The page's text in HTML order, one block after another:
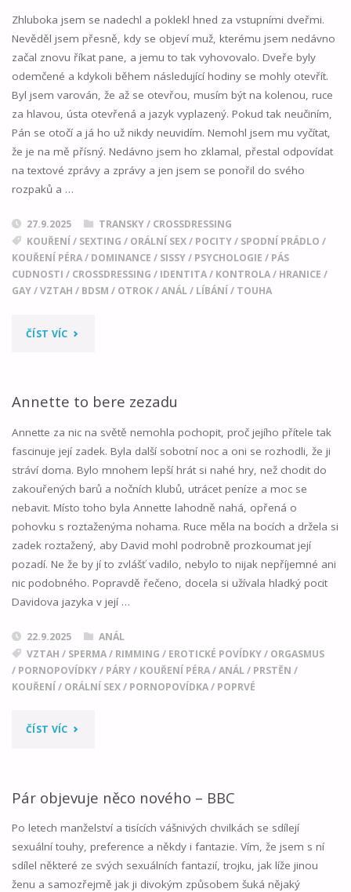
Zhluboka jsem se nadechl a poklekl hned za vstupními dveřmi.
Nevěděl jsem přesně, kdy se objeví muž, kterému jsem nedávno
začal znovu říkat pane, a jemu to tak vyhovovalo. Dveře byly
odemčené a kdykoli během následující hodiny se mohly otevřít.
Byl jsem varován, že až se otevřou, musím být na kolenou, ruce
za hlavou, ústa otevřená a jazyk vyplazený. Pokud tak neučiním,
Pán se otočí a já ho už nikdy neuvidím. Nemohl jsem mu vyčítat,
že je na mě přísný. Nedávno jsem ho zklamal, přestal odpovídat
na textové zprávy a zprávy a jen jsem se ponořil do svého
rozpaků a …
27.9.2025
TRANSKY / CROSSDRESSING
KOUŘENÍ / SEXTING / ORÁLNÍ SEX/ POCITY/ SPODNÍ PRÁDLO /
KOUŘENÍ PÉRA/ DOMINANCE / SISSY/ PSYCHOLOGIE / PÁS
CUDNOSTI / CROSSDRESSING / IDENTITA/ KONTROLA/ HRANICE /
GAY/VZTAH / BDSM / OTROK/ANÁL/ LÍBÁNÍ / TOUHA
ČÍST VÍC"PRŮLOM
Annette to bere zezadu
Annette za nic na světě nemohla pochopit, proč jejího přítele tak
fascinuje její zadek. Byla další sobotní noc a oni se rozhodli, že ji
stráví doma. Bylo mnohem lepší hrát si nahé hry, než chodit do
zakouřených barů a nočních klubů, utrácet peníze a moc se
nebavit. Místo toho byla Annette lahodně nahá, opřená o
pohovku s roztaženýma nohama. Ruce měla na bocích a držela si
zadek roztažený, aby David mohl podrobně prozkoumat její
pozadí. Ne že by jí to zvlášť vadilo, nebylo to nijak nepříjemné ani
nic podobného. Popravdě řečeno, docela si užívala hladký pocit
Davidova jazyka v její …
22.9.2025
ANÁL
VZTAH / SPERMA/ RIMMING / EROTICKÉ POVÍDKY/ ORGASMUS
/ PORNOPOVÍDKY/ PÁRY/ KOUŘENÍ PÉRA/ANÁL/ PRSTĚN /
KOUŘENÍ / ORÁLNÍ SEX/ PORNOPOVÍDKA/ POPRVÉ
ČÍST VÍC"ANNETTE
BERE
ZEZADU"
Pár objevuje něco nového – BBC
Po letech manželství a tisících vášnivých chvilkách se sdílejí
sexuální touhy, preference a někdy i fantazie. Vím, že jsem s ní
sdílel některé ze svých sexuálních fantazií, trojku, jak líže jinou
ženu a samozřejmě jak ji divokým způsobem šuká nějaký